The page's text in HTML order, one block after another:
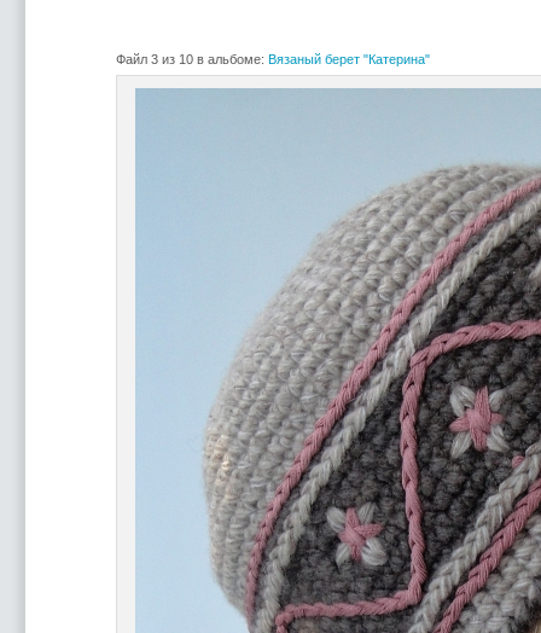
Файл 3 из 10 в альбоме: Вязаный берет "Катерина"